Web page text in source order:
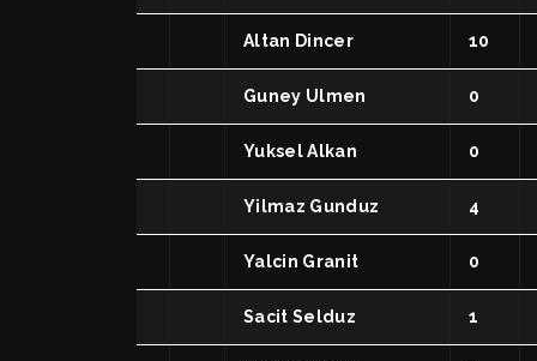
Altan Dincer 10
Guney Ulmen 0
Yuksel Alkan 0
Yilmaz Gunduz 4
Yalcin Granit 0
Sacit Selduz 1